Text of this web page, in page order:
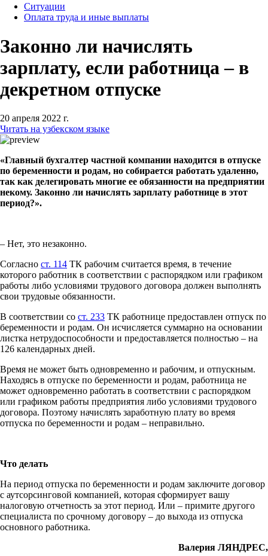
Ситуации
Оплата труда и иные выплаты
Законно ли начислять
зарплату, если работница – в
декретном отпуске
20 апреля 2022 г.
Читать на узбекском языке
«Главный бухгалтер частной компании находится в отпуске
по беременности и родам, но собирается работать удаленно,
так как делегировать многие ее обязанности на предприятии
некому. Законно ли начислять зарплату работнице в этот
период?».
– Нет, это незаконно.
Согласно ст. 114 ТК рабочим считается время, в течение
которого работник в соответствии с распорядком или графиком
работы либо условиями трудового договора должен выполнять
свои трудовые обязанности.
В соответствии со ст. 233 ТК работнице предоставлен отпуск по
беременности и родам. Он исчисляется суммарно на основании
листка нетрудоспособности и предоставляется полностью – на
126 календарных дней.
Время не может быть одновременно и рабочим, и отпускным.
Находясь в отпуске по беременности и родам, работница не
может одновременно работать в соответствии с распорядком
или графиком работы предприятия либо условиями трудового
договора. Поэтому начислять заработную плату во время
отпуска по беременности и родам – неправильно.
Что делать
На период отпуска по беременности и родам заключите договор
с аутсорсинговой компанией, которая сформирует вашу
налоговую отчетность за этот период. Или – примите другого
специалиста по срочному договору – до выхода из отпуска
основного работника.
Валерия ЛЯНДРЕС,